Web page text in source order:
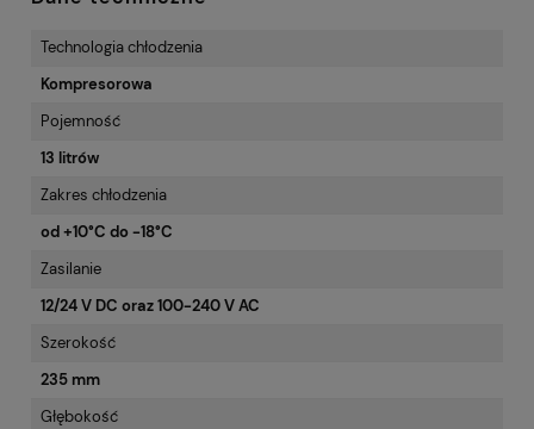
Technologia chłodzenia
Kompresorowa
Pojemność
13 litrów
Zakres chłodzenia
od +10°C do -18°C
Zasilanie
12/24 V DC oraz 100-240 V AC
Szerokość
235 mm
Głębokość